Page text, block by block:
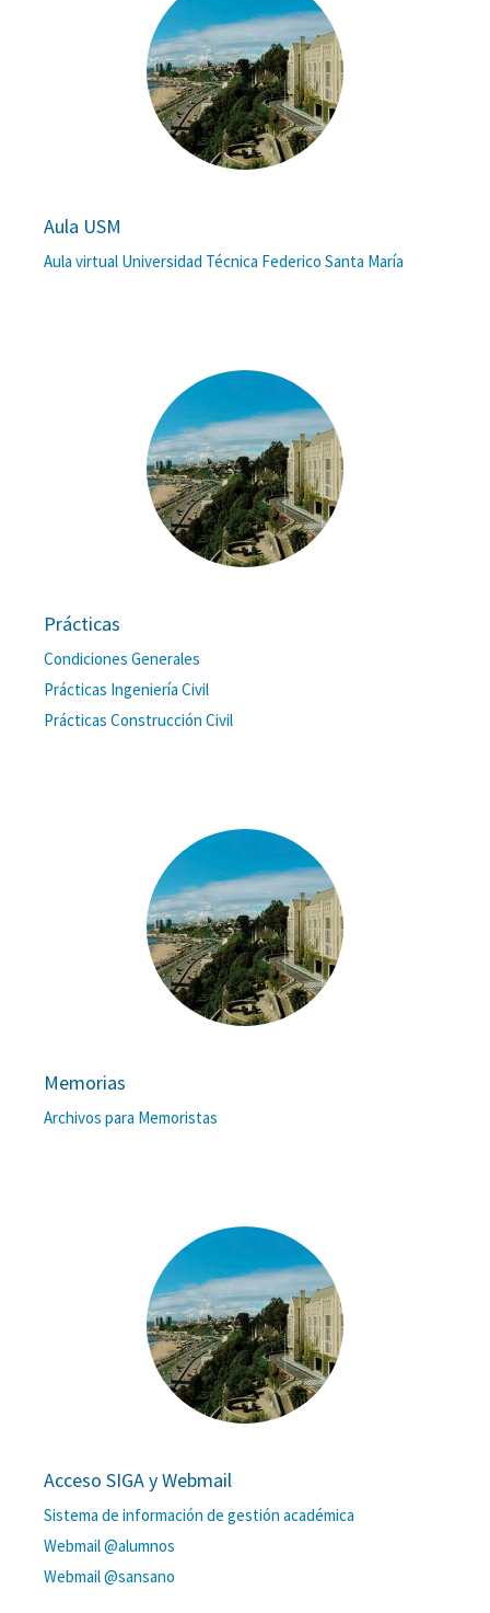
Aula USM
Aula virtual Universidad Técnica Federico Santa María
Prácticas
Condiciones Generales
Prácticas Ingeniería Civil
Prácticas Construcción Civil
Memorias
Archivos para Memoristas
Acceso SIGA y Webmail
Sistema de información de gestión académica
Webmail @alumnos
Webmail @sansano